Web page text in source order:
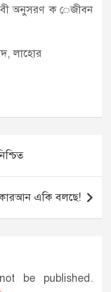
অনুসরণ ক েজীবন
লাহোর
একি বলছে!
be published.